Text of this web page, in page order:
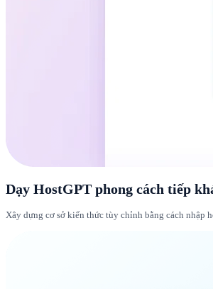
Dạy HostGPT phong cách tiếp
Xây dựng cơ sở kiến thức tùy chỉnh bằng cách nhập